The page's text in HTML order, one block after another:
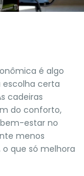
é algo
escolha certa
cadeiras
do conforto,
estar no
menos
que só melhora